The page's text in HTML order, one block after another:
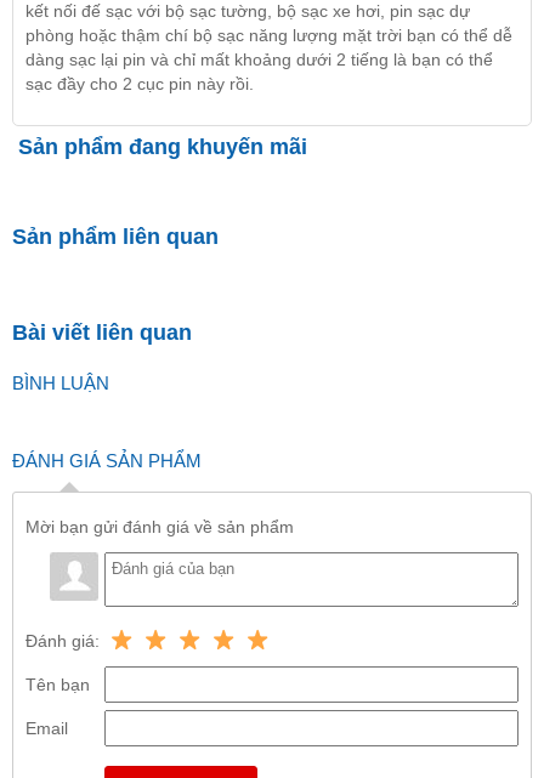
kết nối đế sạc với bộ sạc tường, bộ sạc xe hơi, pin sạc dự
phòng hoặc thậm chí bộ sạc năng lượng mặt trời bạn có thể dễ
dàng sạc lại pin và chỉ mất khoảng dưới 2 tiếng là bạn có thể
sạc đầy cho 2 cục pin này rồi.
Sản phẩm đang khuyến mãi
Sản phẩm liên quan
Bài viết liên quan
BÌNH LUẬN
ĐÁNH GIÁ SẢN PHẨM
Mời bạn gửi đánh giá về sản phẩm
Đánh giá:
Tên bạn
Email